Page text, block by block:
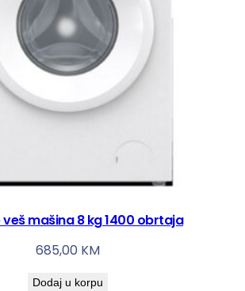
veš mašina 8 kg 1400 obrtaja
685,00 KM
Dodaj u korpu